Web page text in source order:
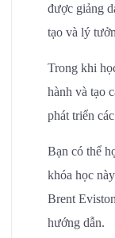
được giảng
tạo và lý
Trong khi
hành và tạo
phát triển
Bạn có thể
khóa học
Brent
hướng dẫn.